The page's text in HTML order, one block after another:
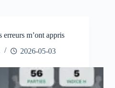
m’ont appris
2026-05-03